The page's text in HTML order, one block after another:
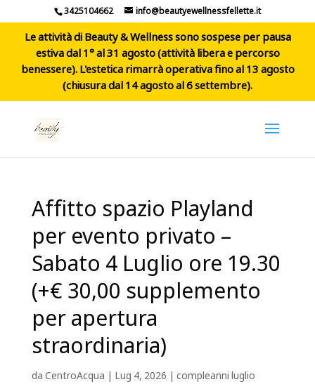
3425104662 info@beautyewellnessfellette.it
Le attività di Beauty & Wellness sono sospese per pausa
estiva dal 1° al 31 agosto (attività libera e percorso
benessere). L'estetica rimarrà operativa fino al 13 agosto
(chiusura dal 14 agosto al 6 settembre).
Affitto spazio Playland
per evento privato –
Sabato 4 Luglio ore 19.30
(+€ 30,00 supplemento
per apertura
straordinaria)
daCentroAcqua | Lug 4, 2026 | compleanni luglio